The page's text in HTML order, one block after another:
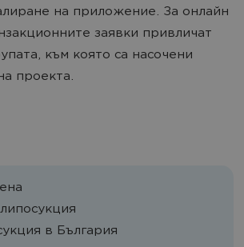
на приложение. За онлайн
заявки привличат
към която са насочени
проекта.
в България